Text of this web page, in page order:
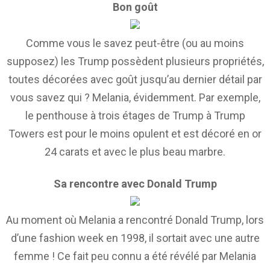
Bon goût
Comme vous le savez peut-être (ou au moins
supposez) les Trump possèdent plusieurs propriétés,
toutes décorées avec goût jusqu’au dernier détail par
vous savez qui ? Melania, évidemment. Par exemple,
le penthouse à trois étages de Trump à Trump
Towers est pour le moins opulent et est décoré en or
24 carats et avec le plus beau marbre.
Sa rencontre avec Donald Trump
Au moment où Melania a rencontré Donald Trump, lors
d’une fashion week en 1998, il sortait avec une autre
femme ! Ce fait peu connu a été révélé par Melania